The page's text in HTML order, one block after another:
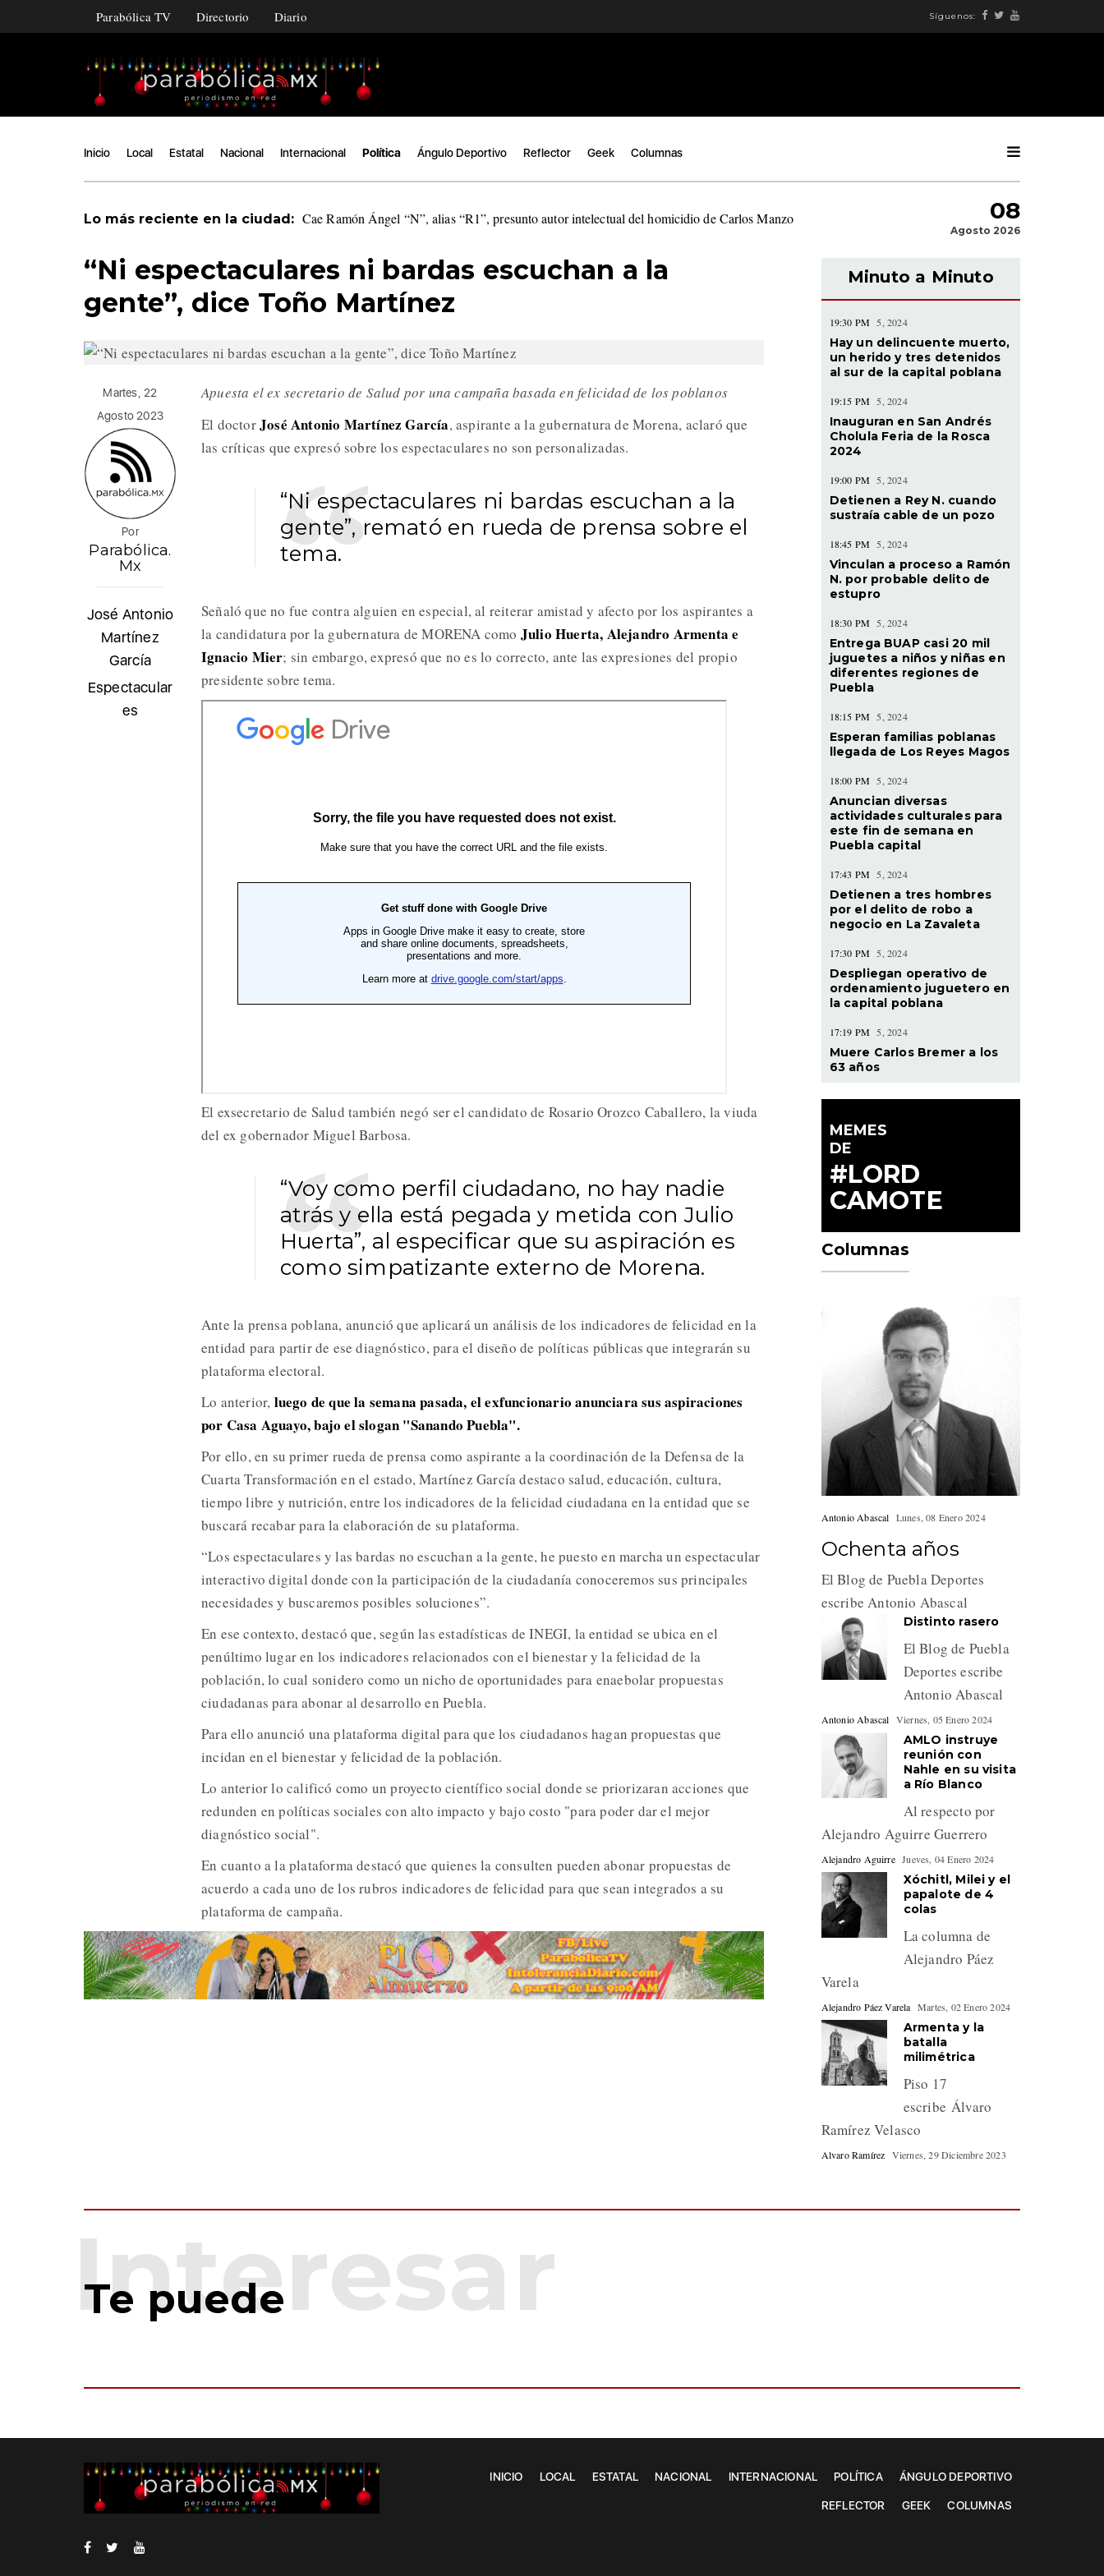
Parabólica TV Directorio Diario Síguenos:
Inicio Local Estatal Nacional Internacional Política Ángulo Deportivo Reflector Geek Columnas
Lo más reciente en la ciudad: Cae Ramón Ángel “N”, alias “R1”, presunto autor intelectual del homicidio de Carlos Manzo 08
Agosto 2026
“Ni espectaculares ni bardas escuchan a la
gente”, dice Toño Martínez
Martes, 22
Agosto 2023
Por
Parabólica.
Mx
José Antonio
Martínez
García
Espectacular
es
Apuesta el ex secretario de Salud por una campaña basada en felicidad de los poblanos
El doctorJosé Antonio Martínez García, aspirante a la gubernatura de Morena, aclaró que
las críticas que expresó sobre los espectaculares no son personalizadas.
“Ni espectaculares ni bardas escuchan a la
gente”, remató en rueda de prensa sobre el
tema.
Señaló que no fue contra alguien en especial, al reiterar amistad y afecto por los aspirantes a
la candidatura por la gubernatura de MORENA como Julio Huerta, Alejandro Armenta e
Ignacio Mier; sin embargo, expresó que no es lo correcto, ante las expresiones del propio
presidente sobre tema.
El exsecretario de Salud también negó ser el candidato de Rosario Orozco Caballero, la viuda
del ex gobernador Miguel Barbosa.
“Voy como perfil ciudadano, no hay nadie
atrás y ella está pegada y metida con Julio
Huerta”, al especificar que su aspiración es
como simpatizante externo de Morena.
Ante la prensa poblana, anunció que aplicará un análisis de los indicadores de felicidad en la
entidad para partir de ese diagnóstico, para el diseño de políticas públicas que integrarán su
plataforma electoral.
Lo anterior, luego de que la semana pasada, el exfuncionario anunciara sus aspiraciones
por Casa Aguayo, bajo el slogan "Sanando Puebla".
Por ello, en su primer rueda de prensa como aspirante a la coordinación de la Defensa de la
Cuarta Transformación en el estado, Martínez García destaco salud, educación, cultura,
tiempo libre y nutrición, entre los indicadores de la felicidad ciudadana en la entidad que se
buscará recabar para la elaboración de su plataforma.
“Los espectaculares y las bardas no escuchan a la gente, he puesto en marcha un espectacular
interactivo digital donde con la participación de la ciudadanía conoceremos sus principales
necesidades y buscaremos posibles soluciones”.
En ese contexto, destacó que, según las estadísticas de INEGI, la entidad se ubica en el
penúltimo lugar en los indicadores relacionados con el bienestar y la felicidad de la
población, lo cual sonidero como un nicho de oportunidades para enaebolar propuestas
ciudadanas para abonar al desarrollo en Puebla.
Para ello anunció una plataforma digital para que los ciudadanos hagan propuestas que
incidan en el bienestar y felicidad de la población.
Lo anterior lo calificó como un proyecto científico social donde se priorizaran acciones que
redunden en políticas sociales con alto impacto y bajo costo "para poder dar el mejor
diagnóstico social".
En cuanto a la plataforma destacó que quienes la consulten pueden abonar propuestas de
acuerdo a cada uno de los rubros indicadores de felicidad para que sean integrados a su
plataforma de campaña.
Minuto a Minuto
19:30 PM 5, 2024
Hay un delincuente muerto,
un herido y tres detenidos
al sur de la capital poblana
19:15 PM 5, 2024
Inauguran en San Andrés
Cholula Feria de la Rosca
2024
19:00 PM 5, 2024
Detienen a Rey N. cuando
sustraía cable de un pozo
18:45 PM 5, 2024
Vinculan a proceso a Ramón
N. por probable delito de
estupro
18:30 PM 5, 2024
Entrega BUAP casi 20 mil
juguetes a niños y niñas en
diferentes regiones de
Puebla
18:15 PM 5, 2024
Esperan familias poblanas
llegada de Los Reyes Magos
18:00 PM 5, 2024
Anuncian diversas
actividades culturales para
este fin de semana en
Puebla capital
17:43 PM 5, 2024
Detienen a tres hombres
por el delito de robo a
negocio en La Zavaleta
17:30 PM 5, 2024
Despliegan operativo de
ordenamiento juguetero en
la capital poblana
17:19 PM 5, 2024
Muere Carlos Bremer a los
63 años
MEMES
DE
#LORD
CAMOTE
Columnas
Antonio Abascal Lunes, 08 Enero 2024
Ochenta años
El Blog de Puebla Deportes
escribe Antonio Abascal
Distinto rasero
El Blog de Puebla
Deportes escribe
Antonio Abascal
Antonio Abascal Viernes, 05 Enero 2024
AMLO instruye
reunión con
Nahle en su visita
a Río Blanco
Al respecto por
Alejandro Aguirre Guerrero
Alejandro Aguirre Jueves, 04 Enero 2024
Xóchitl, Milei y el
papalote de 4
colas
La columna de
Alejandro Páez
Varela
Alejandro Páez Varela Martes, 02 Enero 2024
Armenta y la
batalla
milimétrica
Piso 17
escribe Álvaro
Ramírez Velasco
Alvaro Ramírez Viernes, 29 Diciembre 2023
Te puede
INICIO LOCAL ESTATAL NACIONAL INTERNACIONAL POLÍTICA ÁNGULO DEPORTIVO
REFLECTOR GEEK COLUMNAS